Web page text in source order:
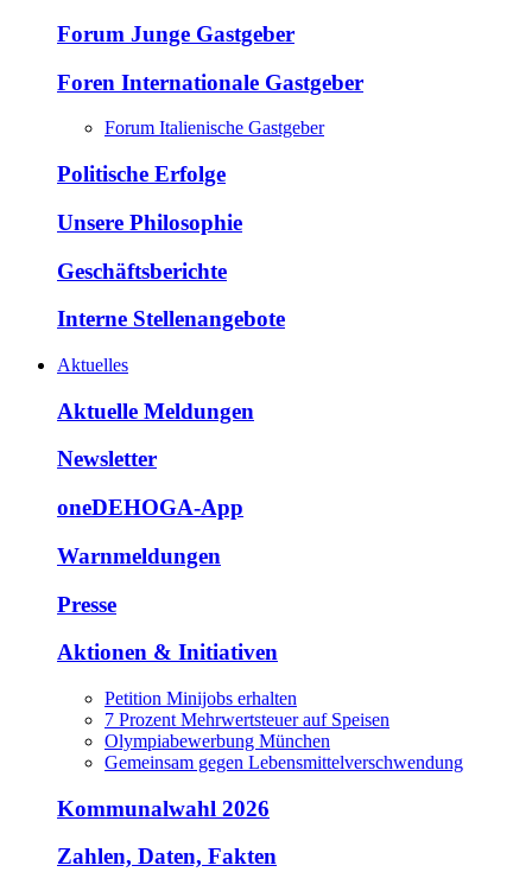
Forum Junge Gastgeber
Foren Internationale Gastgeber
Forum Italienische Gastgeber
Politische Erfolge
Unsere Philosophie
Geschäftsberichte
Interne Stellenangebote
Aktuelles
Aktuelle Meldungen
Newsletter
oneDEHOGA-App
Warnmeldungen
Presse
Aktionen & Initiativen
Petition Minijobs erhalten
7 Prozent Mehrwertsteuer auf Speisen
Olympiabewerbung München
Gemeinsam gegen Lebensmittelverschwendung
Kommunalwahl 2026
Zahlen, Daten, Fakten